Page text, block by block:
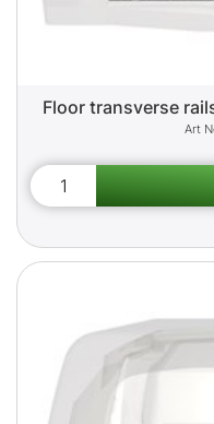
Floor transverse